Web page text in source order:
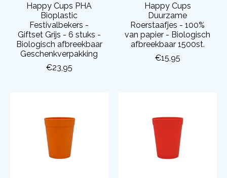
Happy Cups PHA
Bioplastic
Festivalbekers -
Giftset Grijs - 6 stuks -
Biologisch afbreekbaar
Geschenkverpakking
€23,95
Happy Cups
Duurzame
Roerstaafjes - 100%
van papier - Biologisch
afbreekbaar 1500st.
€15,95